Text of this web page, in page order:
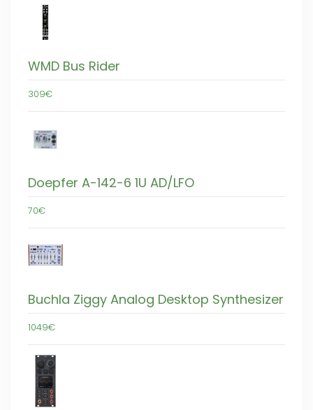
WMD Bus Rider
309€
Doepfer A-142-6 1U AD/LFO
70€
Buchla Ziggy Analog Desktop Synthesizer
1049€